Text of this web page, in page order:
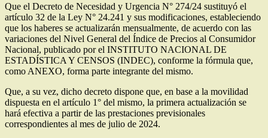
Que el Decreto de Necesidad y Urgencia N° 274/24 sustituyó el
artículo 32 de la Ley N° 24.241 y sus modificaciones, estableciendo
que los haberes se actualizarán mensualmente, de acuerdo con las
variaciones del Nivel General del Índice de Precios al Consumidor
Nacional, publicado por el INSTITUTO NACIONAL DE
ESTADÍSTICA Y CENSOS (INDEC), conforme la fórmula que,
como ANEXO, forma parte integrante del mismo.
Que, a su vez, dicho decreto dispone que, en base a la movilidad
dispuesta en el artículo 1° del mismo, la primera actualización se
hará efectiva a partir de las prestaciones previsionales
correspondientes al mes de julio de 2024.